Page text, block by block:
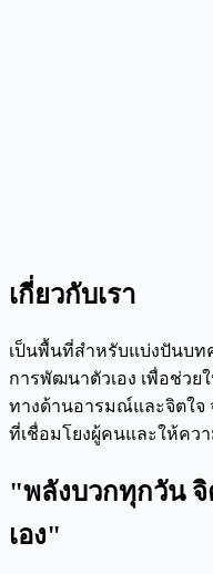
เกี่ยวกับเรา
เป็นพื้นที่สำหรับแบ่งปันบท
การพัฒนาตัวเอง เพื่อช่วย
ทางด้านอารมณ์และจิตใจ
ที่เชื่อมโยงผู้คนและให้ค
"พลังบวกทุกวัน
เอง"